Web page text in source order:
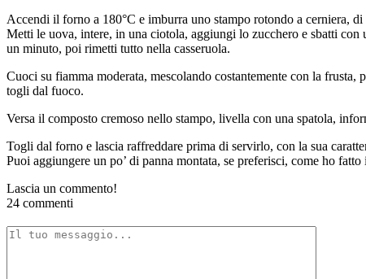
Accendi il forno a 180°C e imburra uno stampo rotondo a cerniera,
Metti le uova, intere, in una ciotola, aggiungi lo zucchero e sbatti
un minuto, poi rimetti tutto nella casseruola.
Cuoci su fiamma moderata, mescolando costantemente con la
togli dal fuoco.
Versa il composto cremoso nello stampo, livella con una spatola,
Togli dal forno e lascia raffreddare prima di servirlo, con la sua
Puoi aggiungere un po’ di panna montata, se preferisci, come ho fatto
Lascia un commento!
24 commenti